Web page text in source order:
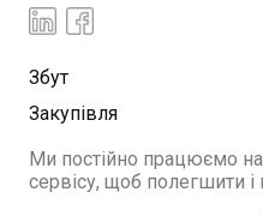
Збут
Закупівля
Ми постійно працюємо
сервісу, щоб полегшити